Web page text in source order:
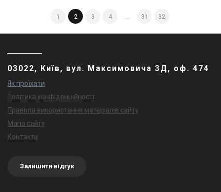
1 2 3 4 ... 31 32
03022, Київ, вул. Максимовича 3Д, оф. 474
Як проїхати
Політика конфіденційності
Правила використання матеріалів сайту
Мапа сайту
Контакти
Залишити відгук